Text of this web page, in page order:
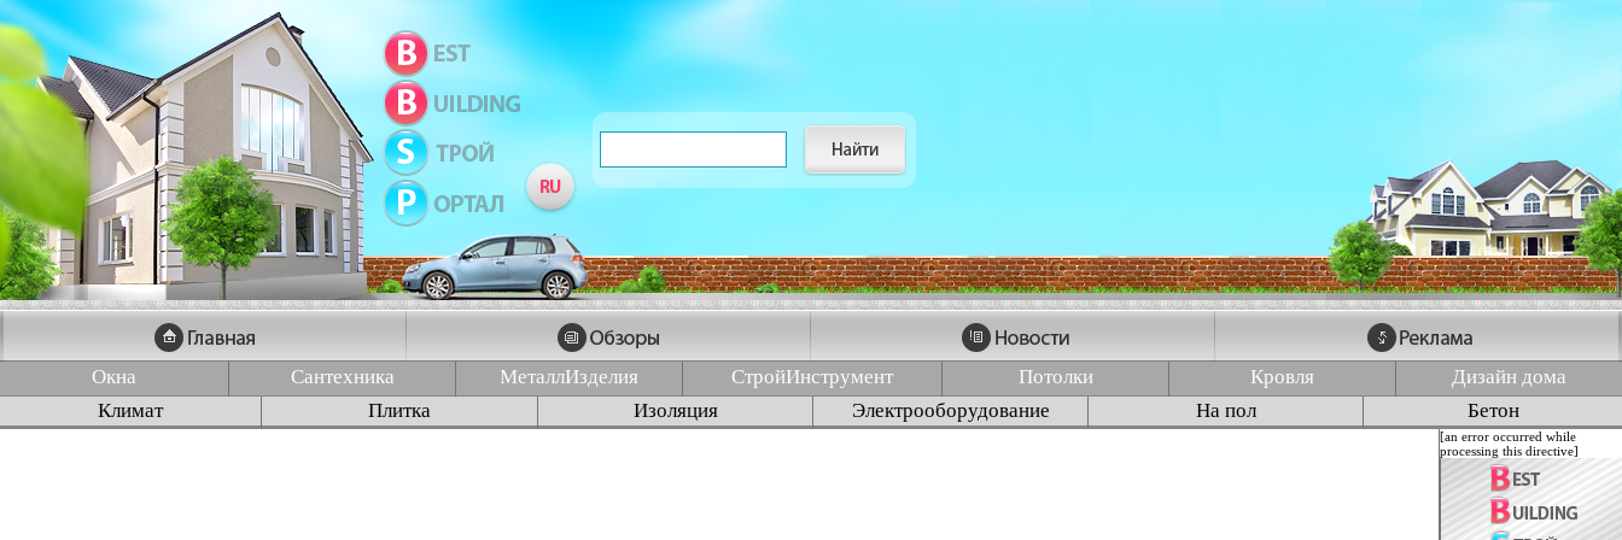
Окна Сантехника МеталлИзделия СтройИнструмент Потолки Кровля
Дизайн дома
Климат
Плитка Изоляция Электрооборудование На пол Бетон
[an error occurred while
processing this directive]